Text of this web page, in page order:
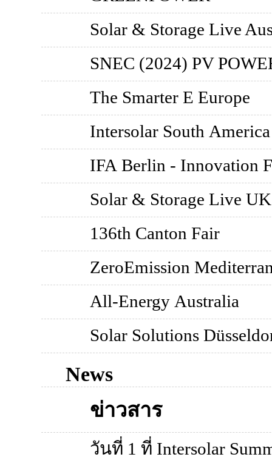
Solar & Storage Live
SNEC (2024) PV
The Smarter E Europe
Intersolar South America
IFA Berlin - Innovation
Solar & Storage Live UK
136th Canton Fair
ZeroEmission
All-Energy Australia
Solar Solutions
News
ข่าวสาร
วันที่ 1 ที่ Intersolar